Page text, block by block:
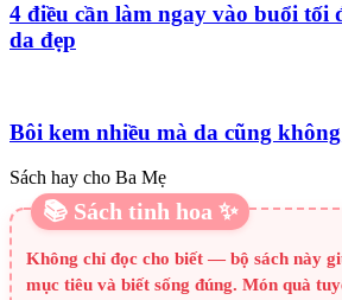
4 điều cần làm ngay vào buổi tối
da đẹp
Bôi kem nhiều mà da cũng
Sách hay cho Ba Mẹ
📚 Sách tinh hoa ✨
Không chỉ đọc cho biết — bộ sách này
mục tiêu và biết sống đúng. Món quà